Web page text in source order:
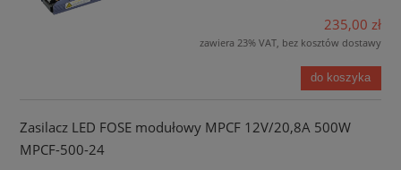
235,00 zł
zawiera 23% VAT, bez kosztów dostawy
do koszyka
Zasilacz LED FOSE modułowy MPCF 12V/20,8A 500W
MPCF-500-24